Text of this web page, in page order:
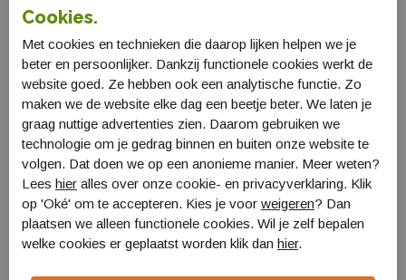
Gerelateerde producten
Cookies.
Met cookies en technieken die daarop lijken helpen we je
beter en persoonlijker. Dankzij functionele cookies werkt de
website goed. Ze hebben ook een analytische functie. Zo
maken we de website elke dag een beetje beter. We laten je
graag nuttige advertenties zien. Daarom gebruiken we
technologie om je gedrag binnen en buiten onze website te
volgen. Dat doen we op een anonieme manier. Meer weten?
Lees hier alles over onze cookie- en privacyverklaring. Klik
op 'Oké' om te accepteren. Kies je voor weigeren? Dan
plaatsen we alleen functionele cookies. Wil je zelf bepalen
welke cookies er geplaatst worden klik dan hier.